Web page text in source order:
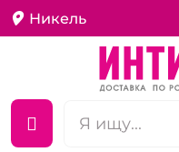
Никель